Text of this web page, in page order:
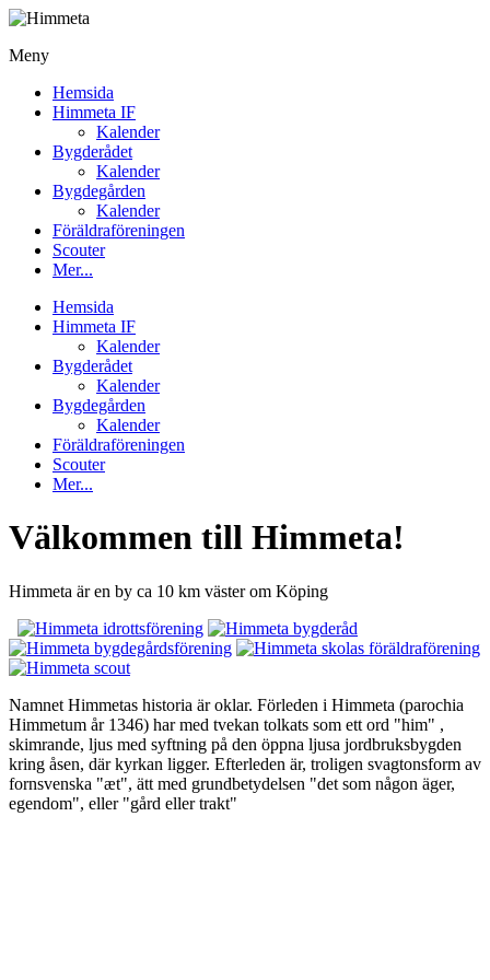
Meny
Hemsida
Himmeta IF
Kalender
Bygderådet
Kalender
Bygdegården
Kalender
Föräldraföreningen
Scouter
Mer...
Hemsida
Himmeta IF
Kalender
Bygderådet
Kalender
Bygdegården
Kalender
Föräldraföreningen
Scouter
Mer...
Välkommen till Himmeta!
Himmeta är en by ca 10 km väster om Köping
Namnet Himmetas historia är oklar. Förleden i Himmeta (parochia
Himmetum år 1346) har med tvekan tolkats som ett ord "him" ,
skimrande, ljus med syftning på den öppna ljusa jordbruksbygden
kring åsen, där kyrkan ligger. Efterleden är, troligen svagtonsform av
fornsvenska "æt", ätt med grundbetydelsen "det som någon äger,
egendom", eller "gård eller trakt"